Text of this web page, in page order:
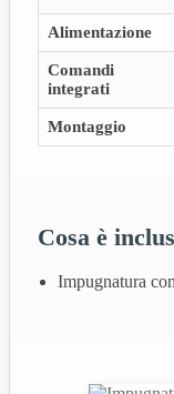
Alimentazione
Comandi
integrati
Montaggio
Cosa è
Impugnatura